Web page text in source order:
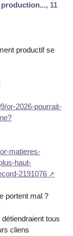
production..., 11
productif se
or-2026-pourrait-
matieres-
haut-
2191076
portent mal ?
détiendraient tous
cliens